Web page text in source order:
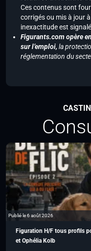
Ces contenus sont
corrigés ou mis à jour
inexactitude est
Figurants.com opère
sur l’emploi, la
réglementation du
Publié le 6 août 2026
Figuration H/F tous profils
et Ophélia Kolb